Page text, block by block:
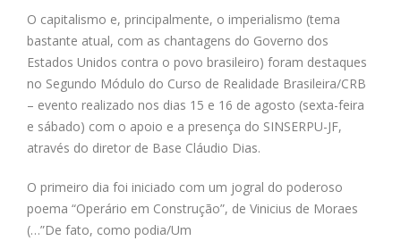
O capitalismo e, principalmente, o imperialismo (tema
bastante atual, com as chantagens do Governo dos
Estados Unidos contra o povo brasileiro) foram destaques
no Segundo Módulo do Curso de Realidade Brasileira/CRB
– evento realizado nos dias 15 e 16 de agosto (sexta-feira
e sábado) com o apoio e a presença do SINSERPU-JF,
através do diretor de Base Cláudio Dias.
O primeiro dia foi iniciado com um jogral do poderoso
poema “Operário em Construção”, de Vinicius de Moraes
(…”De fato, como podia/Um